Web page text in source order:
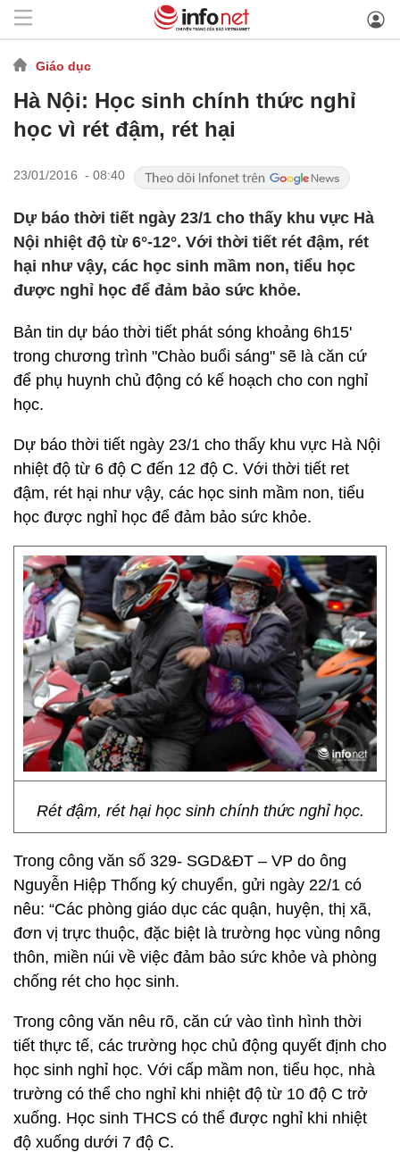
Giáo dục
Hà Nội: Học sinh chính thức nghỉ
học vì rét đậm, rét hại
23/01/2016 - 08:40
Dự báo thời tiết ngày 23/1 cho thấy khu vực Hà
Nội nhiệt độ từ 6°-12°. Với thời tiết rét đậm, rét
hại như vậy, các học sinh mầm non, tiểu học
được nghỉ học để đảm bảo sức khỏe.
Bản tin dự báo thời tiết phát sóng khoảng 6h15'
trong chương trình "Chào buổi sáng" sẽ là căn cứ
để phụ huynh chủ động có kế hoạch cho con nghỉ
học.
Dự báo thời tiết ngày 23/1 cho thấy khu vực Hà Nội
nhiệt độ từ 6 độ C đến 12 độ C. Với thời tiết ret
đậm, rét hại như vậy, các học sinh mầm non, tiểu
học được nghỉ học để đảm bảo sức khỏe.
Rét đậm, rét hại học sinh chính thức nghỉ học.
Trong công văn số 329- SGD&ĐT – VP do ông
Nguyễn Hiệp Thống ký chuyển, gửi ngày 22/1 có
nêu: “Các phòng giáo dục các quận, huyện, thị xã,
đơn vị trực thuộc, đặc biệt là trường học vùng nông
thôn, miền núi về việc đảm bảo sức khỏe và phòng
chống rét cho học sinh.
Trong công văn nêu rõ, căn cứ vào tình hình thời
tiết thực tế, các trường học chủ động quyết định cho
học sinh nghỉ học. Với cấp mầm non, tiểu học, nhà
trường có thể cho nghỉ khi nhiệt độ từ 10 độ C trở
xuống. Học sinh THCS có thể được nghỉ khi nhiệt
độ xuống dưới 7 độ C.